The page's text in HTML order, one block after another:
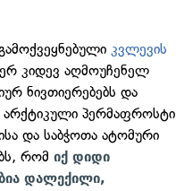
კვლევის
კიდევ აღმოუჩენელ
ნივთიერებებს და
არქტიკული პერმაფროსტი
და საბჭოთა ატომური
რომიქ დიდი
დალექილი,